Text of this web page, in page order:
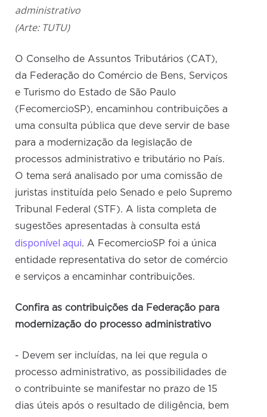
administrativo
(Arte: TUTU)
O Conselho de Assuntos Tributários (CAT),
da Federação do Comércio de Bens, Serviços
e Turismo do Estado de São Paulo
(FecomercioSP), encaminhou contribuições a
uma consulta pública que deve servir de base
para a modernização da legislação de
processos administrativo e tributário no País.
O tema será analisado por uma comissão de
juristas instituída pelo Senado e pelo Supremo
Tribunal Federal (STF). A lista completa de
sugestões apresentadas à consulta está
disponível aqui. A FecomercioSP foi a única
entidade representativa do setor de comércio
e serviços a encaminhar contribuições.
Confira as contribuições da Federação para
modernização do processo administrativo
- Devem ser incluídas, na lei que regula o
processo administrativo, as possibilidades de
o contribuinte se manifestar no prazo de 15
dias úteis após o resultado de diligência, bem